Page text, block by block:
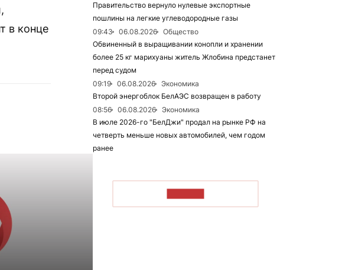
в конце
Правительство вернуло нулевые экспортные
пошлины на легкие углеводородные газы
09:43
06.08.2026
Общество
Обвиненный в выращивании конопли и хранении
более 25 кг марихуаны житель Жлобина предстанет
перед судом
09:19
06.08.2026
Экономика
Второй энергоблок БелАЭС возвращен в работу
08:56
06.08.2026
Экономика
В июле 2026-го "БелДжи" продал на рынке РФ на
четверть меньше новых автомобилей, чем годом
ранее